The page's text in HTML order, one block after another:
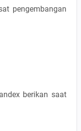
pengembangan
berikan saat